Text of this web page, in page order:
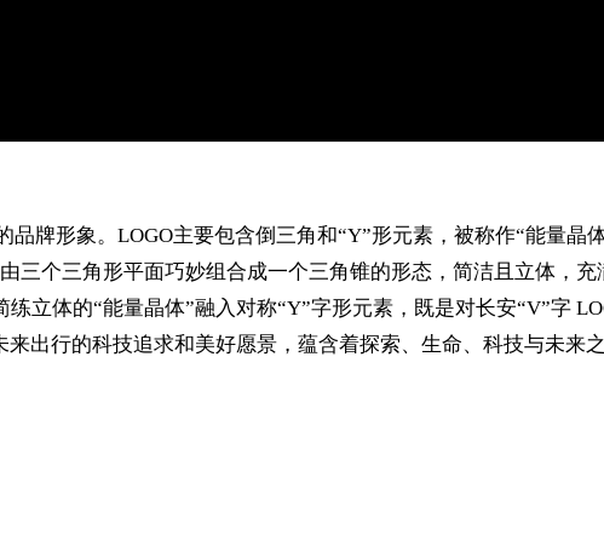
牌形象。LOGO主要包含倒三角和“Y”形元素，被称作“能量晶
三个三角形平面巧妙组合成一个三角锥的形态，简洁且立体，
立体的“能量晶体”融入对称“Y”字形元素，既是对长安“V”字
出行的科技追求和美好愿景，蕴含着探索、生命、科技与未来